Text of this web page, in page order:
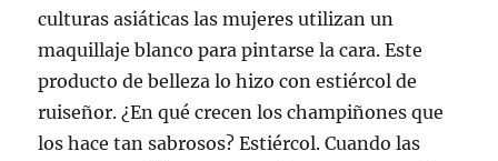
culturas asiáticas las mujeres utilizan un
maquillaje blanco para pintarse la cara. Este
producto de belleza lo hizo con estiércol de
ruiseñor. ¿En qué crecen los champiñones que
los hace tan sabrosos? Estiércol. Cuando las